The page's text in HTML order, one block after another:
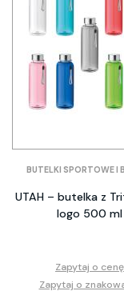
BUTELKI SPORTOWE I
UTAH – butelka z
logo 500 ml
Zapytaj o cenę
Zapytaj o